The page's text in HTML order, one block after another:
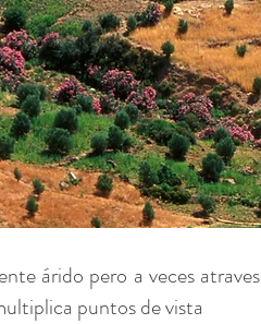
árido pero a veces
puntos de vista